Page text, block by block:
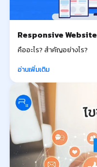
Responsive Website
คืออะไร? สำคัญอย่างไร?
อ่านเพิ่มเติม